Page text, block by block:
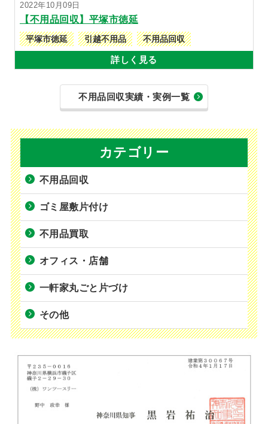
2022年10月09日
【不用品回収】平塚市徳延
平塚市徳延 引越不用品 不用品回収
詳しく見る
不用品回収実績・実例一覧
カテゴリー
不用品回収
ゴミ屋敷片付け
不用品買取
オフィス・店舗
一軒家丸ごと片づけ
その他